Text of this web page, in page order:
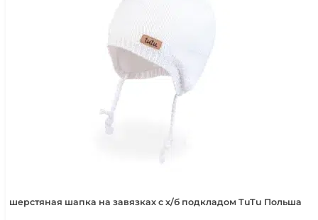
шерстяная шапка на завязках с х/б подкладом TuTu Польша